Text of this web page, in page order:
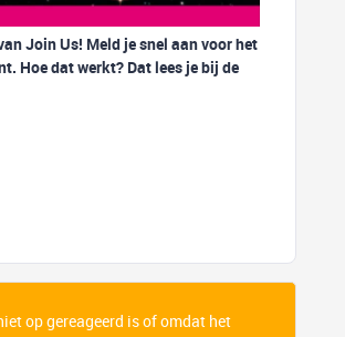
Join Us! Meld je snel aan voor het
Hoe dat werkt? Dat lees je bij de
op gereageerd is of omdat het